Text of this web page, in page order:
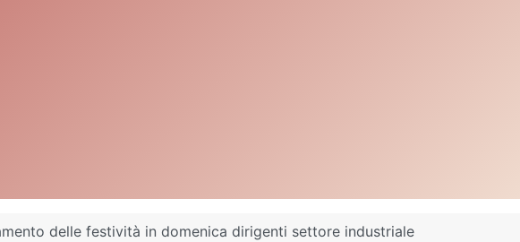
delle festività in domenica dirigenti settore industriale